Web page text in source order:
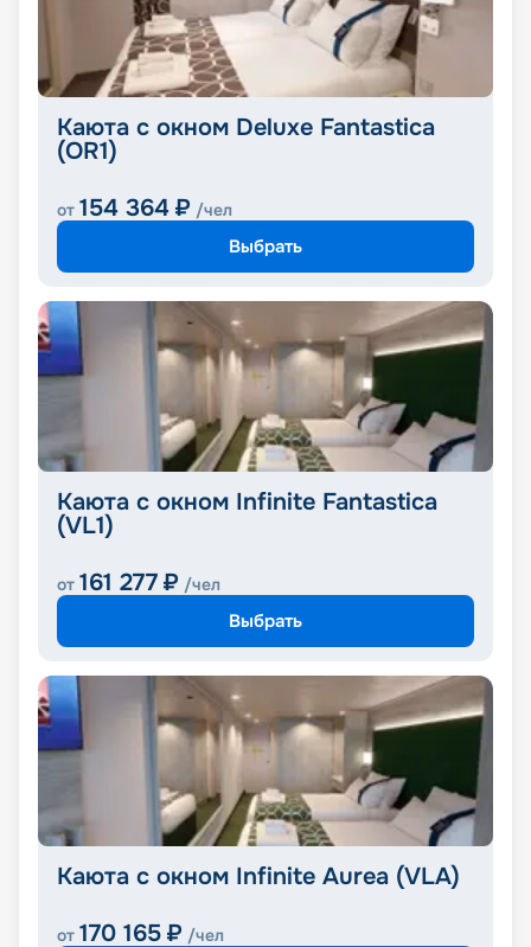
Каюта с окном Deluxe Fantastica
(OR1)
от 154 364 ₽ /чел
Выбрать
Каюта с окном Infinite Fantastica
(VL1)
от 161 277 ₽ /чел
Выбрать
Каюта с окном Infinite Aurea (VLA)
от 170 165 ₽ /чел